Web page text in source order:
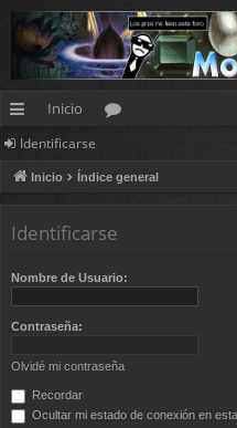
nl
ac
pi
d
os
Inicio
os
Identificarse
Inicio Índice general
Identificarse
Nombre de Usuario:
Contraseña:
Olvidé mi contraseña
Recordar
Ocultar mi estado de conexión en